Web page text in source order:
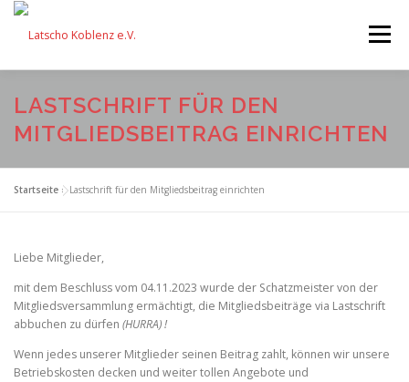
Zum
springen
Menü
STARTSEITE FÖRDERUNG
VERANSTALTUNGEN AKTIONEN EQUIPMENT
LASTSCHRIFT FÜR DEN
MITGLIEDSBEITRAG EINRICHTEN
Startseite »Lastschrift für den Mitgliedsbeitrag einrichten
Liebe Mitglieder,
mit dem Beschluss vom 04.11.2023 wurde der Schatzmeister von der
Mitgliedsversammlung ermächtigt, die Mitgliedsbeiträge via Lastschrift
abbuchen zu dürfen (HURRA) !
Wenn jedes unserer Mitglieder seinen Beitrag zahlt, können wir unsere
Betriebskosten decken und weiter tollen Angebote und